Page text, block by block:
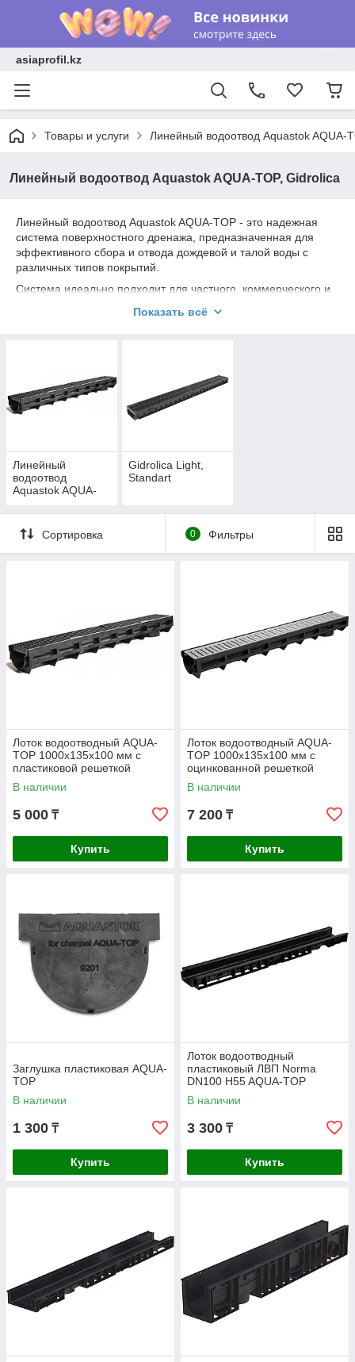
asiaprofil.kz
Товары и услуги Линейный водоотвод Aquastok AQUA-
Линейный водоотвод Aquastok AQUA-TOP, Gidrolica
Линейный водоотвод Aquastok AQUA-TOP - это надежная
система поверхностного дренажа, предназначенная для
эффективного сбора и отвода дождевой и талой воды с
различных типов покрытий.
Система идеально подходит для частного, коммерческого и
территории от подтопления, разрушения покрытия и
поверхностного водоотвода.
Используются для сбора и отвода дождевой и талой воды с
территории.
Показать всё
Линейный
водоотвод
Aquastok AQUA-
Gidrolica Light,
Standart
Сортировка 0 Фильтры
Лоток водоотводный AQUA-
TOP 1000x135x100 мм с
пластиковой решеткой
В наличии
5 000 ₸
Купить
Лоток водоотводный AQUA-
TOP 1000x135x100 мм с
оцинкованной решеткой
В наличии
7 200 ₸
Купить
Заглушка пластиковая AQUA-
TOP
В наличии
1 300 ₸
Купить
Лоток водоотводный
пластиковый ЛВП Norma
DN100 H55 AQUA-TOP
В наличии
3 300 ₸
Купить